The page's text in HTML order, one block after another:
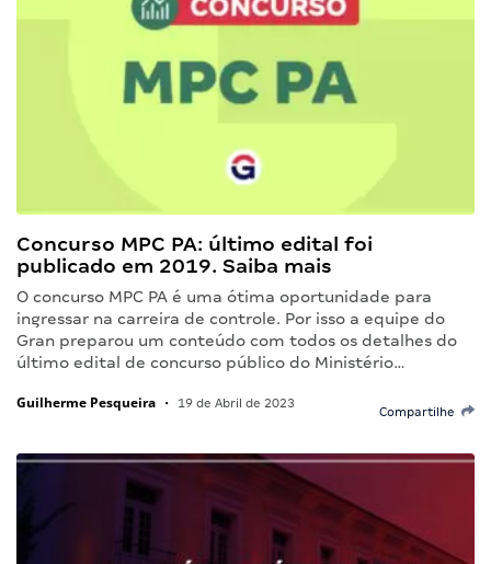
Concurso MPC PA: último edital foi
publicado em 2019. Saiba mais
O concurso MPC PA é uma ótima oportunidade para
ingressar na carreira de controle. Por isso a equipe do
Gran preparou um conteúdo com todos os detalhes do
último edital de concurso público do Ministério…
Guilherme Pesqueira • 19 de Abril de 2023
Compartilhe